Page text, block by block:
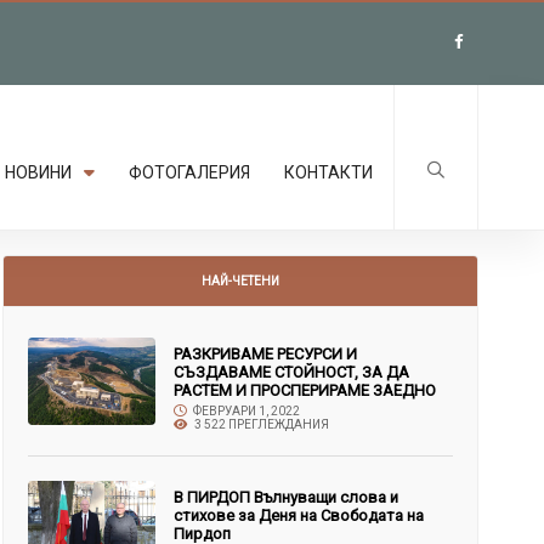
НОВИНИ ФОТОГАЛЕРИЯ КОНТАКТИ
НАЙ-ЧЕТЕНИ
РАЗКРИВАМЕ РЕСУРСИ И
СЪЗДАВАМЕ СТОЙНОСТ, ЗА ДА
РАСТЕМ И ПРОСПЕРИРАМЕ ЗАЕДНО
ФЕВРУАРИ 1, 2022
3 522 ПРЕГЛЕЖДАНИЯ
В ПИРДОП Вълнуващи слова и
стихове за Деня на Свободата на
Пирдоп